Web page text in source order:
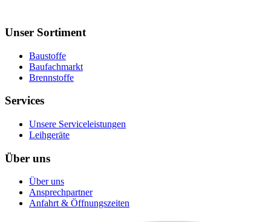
Unser Sortiment
Baustoffe
Baufachmarkt
Brennstoffe
Services
Unsere Serviceleistungen
Leihgeräte
Über uns
Über uns
Ansprechpartner
Anfahrt & Öffnungszeiten